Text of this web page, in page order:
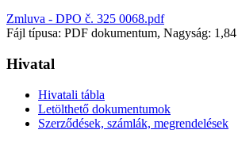
Zmluva - DPO č. 325 0068.pdf
Fájl típusa: PDF dokumentum, Nagyság:
Hivatal
Hivatali tábla
Letölthető dokumentumok
Szerződések, számlák, megrendelések